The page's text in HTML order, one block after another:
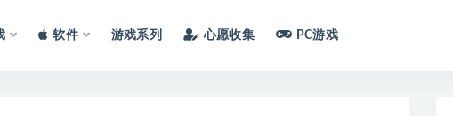
软件 游戏系列 心愿收集 PC游戏